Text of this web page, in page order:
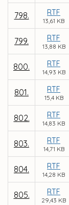
798. RTF
13,61 KB
799. RTF
13,88 KB
800. RTF
14,93 KB
801. RTF
15,4 KB
802. RTF
14,83 KB
803. RTF
14,71 KB
804. RTF
14,28 KB
805. RTF
29,43 KB